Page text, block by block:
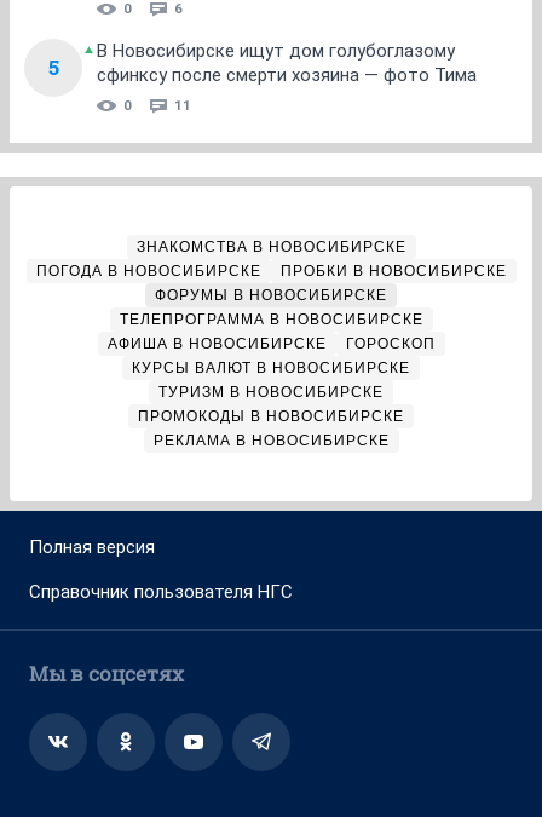
0 6
5
В Новосибирске ищут дом голубоглазому
сфинксу после смерти хозяина — фото Тима
0 11
ЗНАКОМСТВА В НОВОСИБИРСКЕ
ПОГОДА В НОВОСИБИРСКЕ
ПРОБКИ В НОВОСИБИРСКЕ
ФОРУМЫ В НОВОСИБИРСКЕ
ТЕЛЕПРОГРАММА В НОВОСИБИРСКЕ
АФИША В НОВОСИБИРСКЕ
ГОРОСКОП
КУРСЫ ВАЛЮТ В НОВОСИБИРСКЕ
ТУРИЗМ В НОВОСИБИРСКЕ
ПРОМОКОДЫ В НОВОСИБИРСКЕ
РЕКЛАМА В НОВОСИБИРСКЕ
Полная версия
Справочник пользователя НГС
Мы в соцсетях